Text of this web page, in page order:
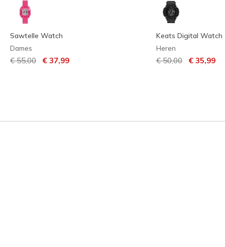
Sawtelle Watch
Dames
Prijs verlaagd van
€ 55,00 naar
€ 37,99
Keats Digital Watch
Heren
Prijs verlaagd van
€ 50,00naar
€ 35,99